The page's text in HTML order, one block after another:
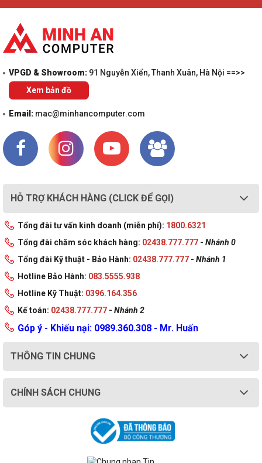
QHD, tích hợp công nghệ đồng bộ hình ảnh, âm thanh sống động,
tần số quét lớn. Nếu bạn đang quan tâm sản phẩm hãy liên hệ
An Computertheo hotline 1800 6321 để được tư vấn chính xác
VPGD & Showroom: 91 Nguyễn Xiển, Thanh Xuân, Hà Nội ==>>
Xem bản đồ
Email: mac@minhancomputer.com
HỖ TRỢ KHÁCH HÀNG (CLICK ĐỂ GỌI)
Tổng đài tư vấn kinh doanh (miễn phí): 1800.6321
Tổng đài chăm sóc khách hàng: 02438.777.777 - Nhánh 0
Tổng đài Kỹ thuật - Bảo Hành: 02438.777.777 - Nhánh 1
Hotline Bảo Hành: 083.5555.938
Hotline Kỹ Thuật: 0396.164.356
Kế toán: 02438.777.777 - Nhánh 2
Góp ý - Khiếu nại: 0989.360.308 - Mr. Huấn
THÔNG TIN CHUNG
CHÍNH SÁCH CHUNG